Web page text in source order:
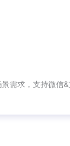
需求，支持微信